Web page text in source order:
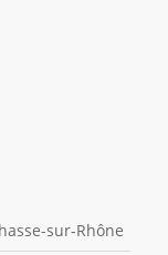
sur-Rhône